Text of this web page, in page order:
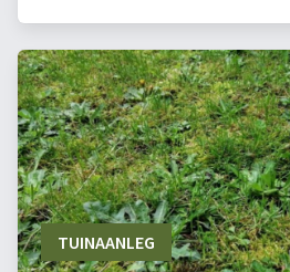
TUINAANLEG